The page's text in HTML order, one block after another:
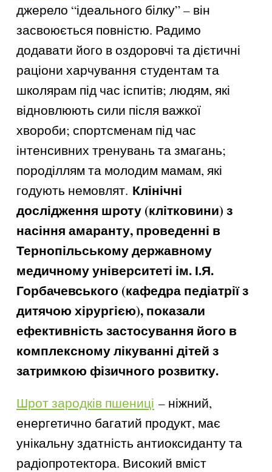
джерело “ідеального білку” – він
засвоюється повністю. Радимо
додавати його в оздоровчі та дієтичні
раціони харчування студентам та
школярам під час іспитів; людям, які
відновлюють сили після важкої
хвороби; спортсменам під час
інтенсивних тренувань та змагань;
породіллям та молодим мамам, які
годують немовлят. Клінічні
дослідження шроту (клітковини) з
насіння амаранту, проведенні в
Тернопільському державному
медичному університеті ім. І.Я.
Горбачевського (кафедра педіатрії з
дитячою хірургією), показали
ефективність застосування його в
комплексному лікуванні дітей з
затримкою фізичного розвитку.
Шрот зародків пшениці – ніжний,
енергетично багатий продукт, має
унікальну здатність антиоксиданту та
радіопротектора. Високий вміст